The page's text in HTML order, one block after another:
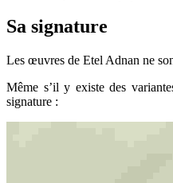
Sa signature
Les œuvres de Etel Adnan ne
Même s’il y existe des
signature :